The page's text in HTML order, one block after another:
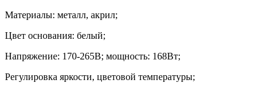
Материалы: металл, акрил;
Цвет основания: белый;
Напряжение: 170-265В; мощность: 168Вт;
Регулировка яркости, цветовой температуры;